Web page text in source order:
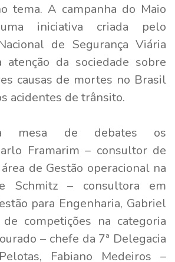
tema. A campanha do Maio
iniciativa criada pelo
de Segurança Viária
atenção da sociedade sobre
causas de mortes no Brasil
acidentes de trânsito.
mesa de debates os
Framarim – consultor de
de Gestão operacional na
Schmitz – consultora em
para Engenharia, Gabriel
competições na categoria
– chefe da 7ª Delegacia
Fabiano Medeiros –